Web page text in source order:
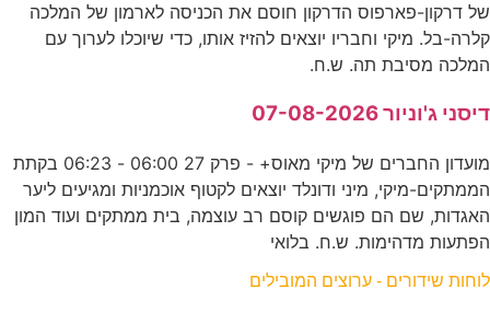
של דרקון-פארפוס הדרקון חוסם את הכניסה לארמון של המלכה
קלרה-בל. מיקי וחבריו יוצאים להזיז אותו, כדי שיוכלו לערוך עם
המלכה מסיבת תה. ש.ח.
דיסני ג'וניור 07-08-2026
מועדון החברים של מיקי מאוס+ - פרק 27 06:00 - 06:23 בקתת
הממתקים-מיקי, מיני ודונלד יוצאים לקטוף אוכמניות ומגיעים ליער
האגדות, שם הם פוגשים קוסם רב עוצמה, בית ממתקים ועוד המון
הפתעות מדהימות. ש.ח. בלואי
לוחות שידורים - ערוצים המובילים